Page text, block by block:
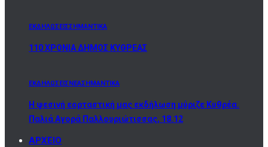
ΕΚΔΗΛΩΣΕΙΣΣΗΜΑΝΤΙΚΑ
110 ΧΡΟΝΙΑ ΔΗΜΟΣ ΚΥΘΡΕΑΣ
ΕΚΔΗΛΩΣΕΙΣΝΕΑΣΗΜΑΝΤΙΚΑ
Η ψεσινή εορταστική μας εκδήλωση μύριζε Κυθρέα.
Παλιά Αγορά Παλλουριώτισσας, 18.12
ΑΡΧΕΙΟ